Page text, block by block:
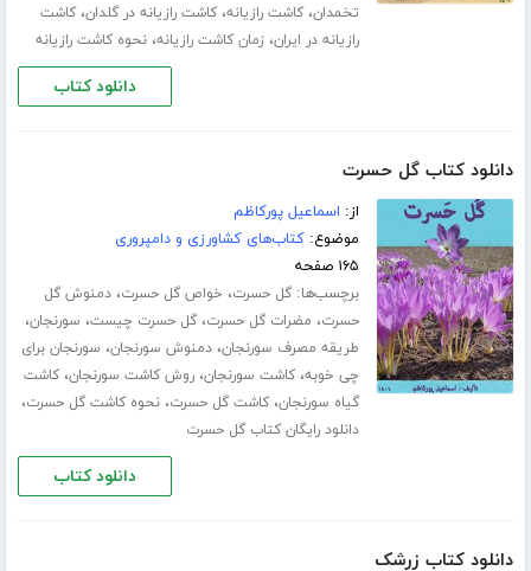
تخمدان،کاشت رازیانه،کاشت رازیانه در گلدان،کاشت
رازیانه در ایران، زمان کاشت رازیانه،نحوه کاشت رازیانه
دانلود کتاب
دانلود کتاب گل حسرت
از: اسماعیل پورکاظم
موضوع:کتاب‌های کشاورزی و دامپروری
۱۶۵ صفحه
برچسب‌ها:گل حسرت، خواص گل حسرت،دمنوش گل
حسرت، مضرات گل حسرت،گل حسرت چیست، سورنجان،
طریقه مصرف سورنجان،دمنوش سورنجان، سورنجان برای
چی خوبه،کاشت سورنجان،روش کاشت سورنجان،کاشت
گیاه سورنجان،کاشت گل حسرت،نحوه کاشت گل حسرت،
دانلود رایگان کتاب گل حسرت
دانلود کتاب
دانلود کتاب زرشک